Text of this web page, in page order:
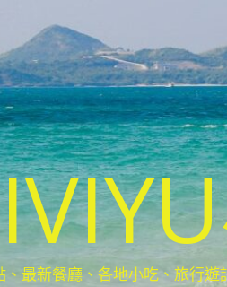
、最新餐廳、各地小吃、旅行